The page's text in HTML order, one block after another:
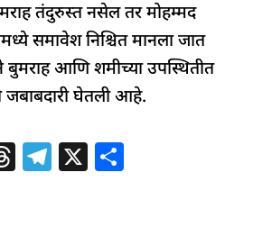
तंदुरुस्त नसेल तर मोहम्मद
समावेश निश्चित मानला जात
आणि शमीच्या उपस्थितीत
जबाबदारी घेतली आहे.
T T X